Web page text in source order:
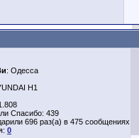
: Одесса
H1
Спасибо: 439
696 раз(а) в 475 сообщениях
0